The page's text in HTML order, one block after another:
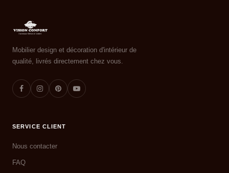
Mobilier design et décoration d'intérieur de
qualité, livrés directement chez vous.
SERVICE CLIENT
Nous contacter
FAQ